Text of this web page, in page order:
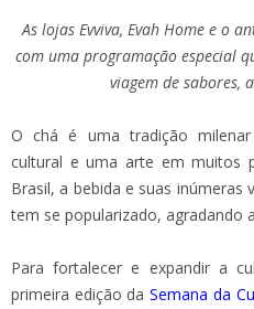
As lojas Evviva, Evah Home e o
com uma programação especial
viagem de sabores,
O chá é uma tradição
cultural e uma arte em muitos
Brasil, a bebida e suas inúmeras
tem se popularizado, agradando
Para fortalecer e expandir a
primeira edição daSemana da